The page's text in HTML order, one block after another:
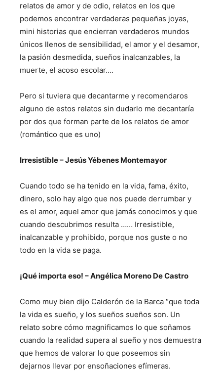
relatos de amor y de odio, relatos en los que
podemos encontrar verdaderas pequeñas joyas,
mini historias que encierran verdaderos mundos
únicos llenos de sensibilidad, el amor y el desamor,
la pasión desmedida, sueños inalcanzables, la
muerte, el acoso escolar….
Pero si tuviera que decantarme y recomendaros
alguno de estos relatos sin dudarlo me decantaría
por dos que forman parte de los relatos de amor
(romántico que es uno)
Irresistible – Jesús Yébenes Montemayor
Cuando todo se ha tenido en la vida, fama, éxito,
dinero, solo hay algo que nos puede derrumbar y
es el amor, aquel amor que jamás conocimos y que
cuando descubrimos resulta …… Irresistible,
inalcanzable y prohibido, porque nos guste o no
todo en la vida se paga.
¡Qué importa eso! – Angélica Moreno De Castro
Como muy bien dijo Calderón de la Barca “que toda
la vida es sueño, y los sueños sueños son. Un
relato sobre cómo magnificamos lo que soñamos
cuando la realidad supera al sueño y nos demuestra
que hemos de valorar lo que poseemos sin
dejarnos llevar por ensoñaciones efímeras.